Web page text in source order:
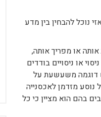
נוכל להבחין בין מדע
או מפריך אותה,
או ניסויים בודדים
דוגמה משעשעת על
מזדמן לאכסנייה
בהם הוא מציין כי כל